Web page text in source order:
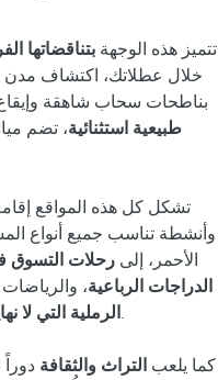
تتميز هذه الوجهة بتناقضاتها
خلال عطلاتك، اكتشاف مدن
بناطحات سحاب شاهقة
طبيعية استثنائية، تضم
تشكل كل هذه المواقع
وأنشطة تناسب جميع أنواع
الأحمر، إلى رحلات التسوق
الدراجات الرباعية، والرياضات
الرملية التي لا والتي توفر غروب شمس لا يُنسى.
كما يلعب التراث والثقافة دوراً